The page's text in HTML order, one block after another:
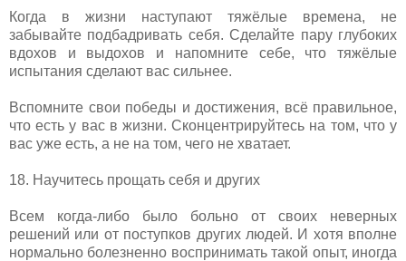
Когда в жизни наступают тяжёлые времена, не
забывайте подбадривать себя. Сделайте пару глубоких
вдохов и выдохов и напомните себе, что тяжёлые
испытания сделают вас сильнее.
Вспомните свои победы и достижения, всё правильное,
что есть у вас в жизни. Сконцентрируйтесь на том, что у
вас уже есть, а не на том, чего не хватает.
18. Научитесь прощать себя и других
Всем когда-либо было больно от своих неверных
решений или от поступков других людей. И хотя вполне
нормально болезненно воспринимать такой опыт, иногда